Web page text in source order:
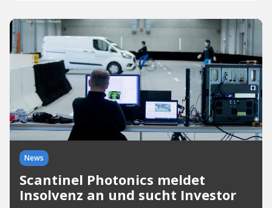
News
Scantinel Photonics meldet
Insolvenz an und sucht Investor